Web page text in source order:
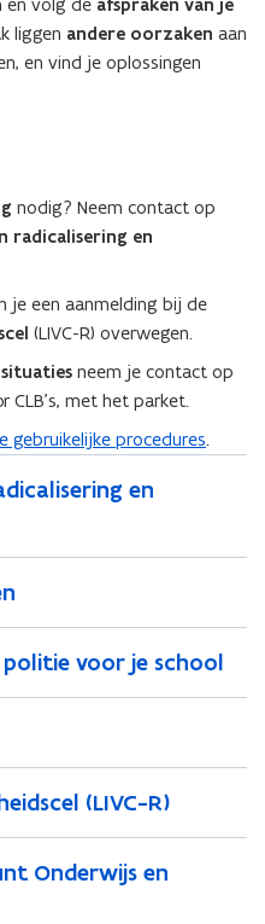
afspraken van je
liggen andere oorzaken aan
en vind je oplossingen
nodig? Neem contact op
radicalisering en
je een aanmelding bij de
(LIVC-R) overwegen.
neem je contact op
CLB’s, met het parket.
gebruikelijke procedures.
en
voor je school
(LIVC-R)
Onderwijs en